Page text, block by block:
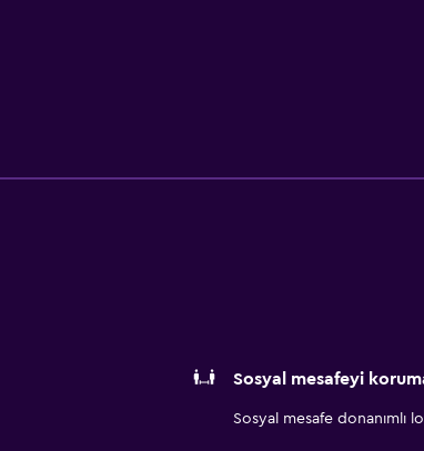
Sosyal mesafeyi
Sosyal mesafe donanımlı